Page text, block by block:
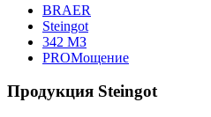
BRAER
Steingot
342 МЗ
PROМощение
Продукция Steingot